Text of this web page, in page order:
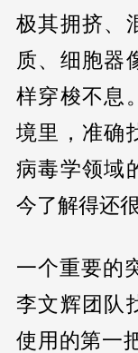
极其拥挤、
质、细胞器
样穿梭不息
境里，准确
病毒学领域
今了解得还很
一个重要的
李文辉团队
使用的第一